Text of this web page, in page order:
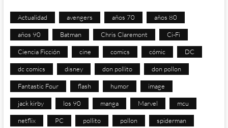
Actualidad avengers años 70 años 80
años 90 Batman Chris Claremont Ci-Fi
Ciencia Ficción cine comics cómic DC
dc comics disney don pollito don pollon
Fantastic Four flash humor image
jack kirby los 90 manga Marvel mcu
netflix PC pollito pollon spiderman